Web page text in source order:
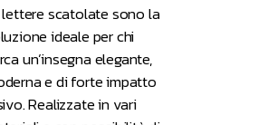
lettere scatolate sono la
ideale per chi
un’insegna elegante,
e di forte impatto
Realizzate in vari